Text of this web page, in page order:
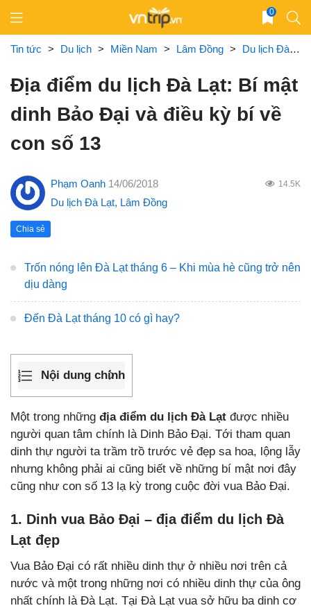
content
0
Tin tức > Du lịch > Miền Nam > Lâm Đồng > Du lịch Đà Lạt
Địa điểm du lịch Đà Lạt: Bí mật
dinh Bảo Đại và điều kỳ bí về
con số 13
Phạm Oanh 14/06/2018 14.5K
Du lịch Đà Lạt, Lâm Đồng
Chia sẻ
Trốn nóng lên Đà Lạt tháng 6 – Khi mùa hè cũng trở nên
dịu dàng
Đến Đà Lạt tháng 10 có gì hay?
Nội dung chính
Một trong những địa điểm du lịch Đà Lạt được nhiều
người quan tâm chính là Dinh Bảo Đại. Tới tham quan
dinh thự người ta trầm trồ trước vẻ đẹp sa hoa, lộng lẫy
nhưng không phải ai cũng biết về những bí mật nơi đây
cũng như con số 13 lạ kỳ trong cuộc đời vua Bảo Đại.
1. Dinh vua Bảo Đại – địa điểm du lịch Đà
Lạt đẹp
Vua Bảo Đại có rất nhiều dinh thự ở nhiều nơi trên cả
nước và một trong những nơi có nhiều dinh thự của ông
nhất chính là Đà Lạt. Tại Đà Lạt vua sở hữu ba dinh cơ